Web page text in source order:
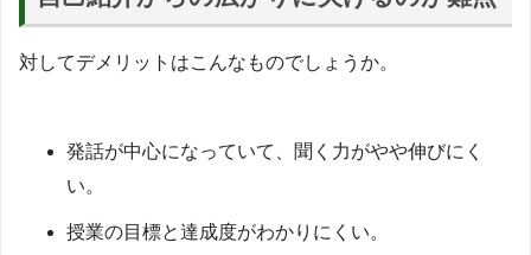
対してデメリットはこんなものでしょうか。
発話が中心になっていて、聞く力がやや伸びにく
い。
授業の目標と達成度がわかりにくい。